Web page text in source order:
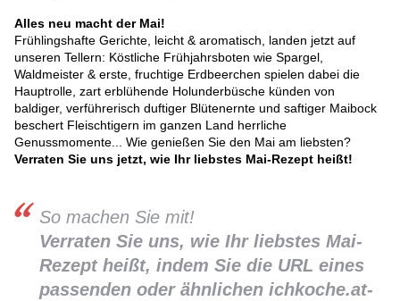
Alles neu macht der Mai!
Frühlingshafte Gerichte, leicht & aromatisch, landen jetzt auf
unseren Tellern: Köstliche Frühjahrsboten wie Spargel,
Waldmeister & erste, fruchtige Erdbeerchen spielen dabei die
Hauptrolle, zart erblühende Holunderbüsche künden von
baldiger, verführerisch duftiger Blütenernte und saftiger Maibock
beschert Fleischtigern im ganzen Land herrliche
Genussmomente... Wie genießen Sie den Mai am liebsten?
Verraten Sie uns jetzt, wie Ihr liebstes Mai-Rezept heißt!
So machen Sie mit!
Verraten Sie uns, wie Ihr liebstes Mai-
Rezept heißt, indem Sie die URL eines
passenden oder ähnlichen ichkoche.at-